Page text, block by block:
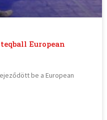
European
be a European